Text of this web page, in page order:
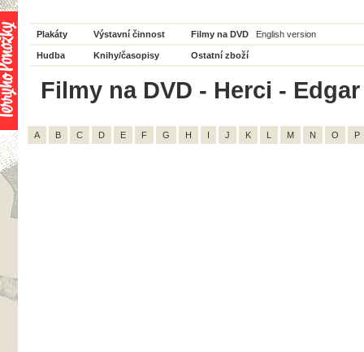
Plakáty Výstavní činnost Filmy na DVD English version
Hudba Knihy/časopisy Ostatní zboží
Filmy na DVD - Herci -
A B C D E F G H I J K L M N O P